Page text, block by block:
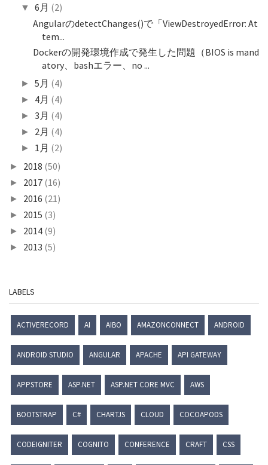
▼6月 (2)
AngularのdetectChanges()で「ViewDestroyedError: At
tem...
Dockerの開発環境作成で発生した問題（BIOS is mand
atory、bashエラー、no ...
►5月 (4)
► 4月 (4)
►3月 (4)
► 2月 (4)
► 1月 (2)
► 2018 (50)
► 2017 (16)
► 2016 (21)
► 2015 (3)
► 2014 (9)
► 2013 (5)
LABELS
ACTIVERECORD AI AIBO AMAZONCONNECT ANDROID
ANDROID STUDIO ANGULAR APACHE API GATEWAY
APPSTORE ASP.NET ASP.NET CORE MVC AWS
BOOTSTRAP C# CHARTJS CLOUD COCOAPODS
CODEIGNITER COGNITO CONFERENCE CRAFT CSS